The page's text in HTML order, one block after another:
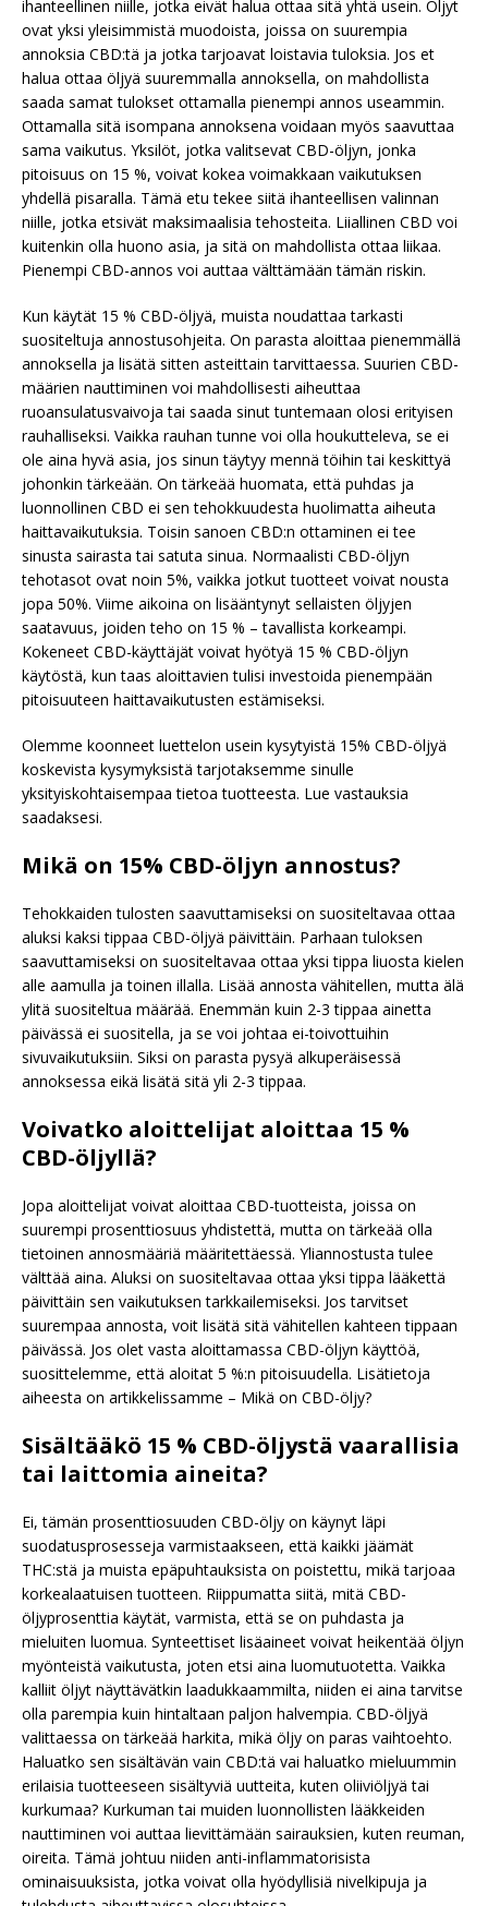
ihanteellinen niille, jotka eivät halua ottaa sitä yhtä usein. Öljyt
ovat yksi yleisimmistä muodoista, joissa on suurempia
annoksia CBD:tä ja jotka tarjoavat loistavia tuloksia. Jos et
halua ottaa öljyä suuremmalla annoksella, on mahdollista
saada samat tulokset ottamalla pienempi annos useammin.
Ottamalla sitä isompana annoksena voidaan myös saavuttaa
sama vaikutus. Yksilöt, jotka valitsevat CBD-öljyn, jonka
pitoisuus on 15 %, voivat kokea voimakkaan vaikutuksen
yhdellä pisaralla. Tämä etu tekee siitä ihanteellisen valinnan
niille, jotka etsivät maksimaalisia tehosteita. Liiallinen CBD voi
kuitenkin olla huono asia, ja sitä on mahdollista ottaa liikaa.
Pienempi CBD-annos voi auttaa välttämään tämän riskin.
Kun käytät 15 % CBD-öljyä, muista noudattaa tarkasti
suositeltuja annostusohjeita. On parasta aloittaa pienemmällä
annoksella ja lisätä sitten asteittain tarvittaessa. Suurien CBD-
määrien nauttiminen voi mahdollisesti aiheuttaa
ruoansulatusvaivoja tai saada sinut tuntemaan olosi erityisen
rauhalliseksi. Vaikka rauhan tunne voi olla houkutteleva, se ei
ole aina hyvä asia, jos sinun täytyy mennä töihin tai keskittyä
johonkin tärkeään. On tärkeää huomata, että puhdas ja
luonnollinen CBD ei sen tehokkuudesta huolimatta aiheuta
haittavaikutuksia. Toisin sanoen CBD:n ottaminen ei tee
sinusta sairasta tai satuta sinua. Normaalisti CBD-öljyn
tehotasot ovat noin 5%, vaikka jotkut tuotteet voivat nousta
jopa 50%. Viime aikoina on lisääntynyt sellaisten öljyjen
saatavuus, joiden teho on 15 % – tavallista korkeampi.
Kokeneet CBD-käyttäjät voivat hyötyä 15 % CBD-öljyn
käytöstä, kun taas aloittavien tulisi investoida pienempään
pitoisuuteen haittavaikutusten estämiseksi.
Olemme koonneet luettelon usein kysytyistä 15% CBD-öljyä
koskevista kysymyksistä tarjotaksemme sinulle
yksityiskohtaisempaa tietoa tuotteesta. Lue vastauksia
saadaksesi.
Mikä on 15% CBD-öljyn annostus?
Tehokkaiden tulosten saavuttamiseksi on suositeltavaa ottaa
aluksi kaksi tippaa CBD-öljyä päivittäin. Parhaan tuloksen
saavuttamiseksi on suositeltavaa ottaa yksi tippa liuosta kielen
alle aamulla ja toinen illalla. Lisää annosta vähitellen, mutta älä
ylitä suositeltua määrää. Enemmän kuin 2-3 tippaa ainetta
päivässä ei suositella, ja se voi johtaa ei-toivottuihin
sivuvaikutuksiin. Siksi on parasta pysyä alkuperäisessä
annoksessa eikä lisätä sitä yli 2-3 tippaa.
Voivatko aloittelijat aloittaa 15 %
CBD-öljyllä?
Jopa aloittelijat voivat aloittaa CBD-tuotteista, joissa on
suurempi prosenttiosuus yhdistettä, mutta on tärkeää olla
tietoinen annosmääriä määritettäessä. Yliannostusta tulee
välttää aina. Aluksi on suositeltavaa ottaa yksi tippa lääkettä
päivittäin sen vaikutuksen tarkkailemiseksi. Jos tarvitset
suurempaa annosta, voit lisätä sitä vähitellen kahteen tippaan
päivässä. Jos olet vasta aloittamassa CBD-öljyn käyttöä,
suosittelemme, että aloitat 5 %:n pitoisuudella. Lisätietoja
aiheesta on artikkelissamme – Mikä on CBD-öljy?
Sisältääkö 15 % CBD-öljystä vaarallisia
tai laittomia aineita?
Ei, tämän prosenttiosuuden CBD-öljy on käynyt läpi
suodatusprosesseja varmistaakseen, että kaikki jäämät
THC:stä ja muista epäpuhtauksista on poistettu, mikä tarjoaa
korkealaatuisen tuotteen. Riippumatta siitä, mitä CBD-
öljyprosenttia käytät, varmista, että se on puhdasta ja
mieluiten luomua. Synteettiset lisäaineet voivat heikentää öljyn
myönteistä vaikutusta, joten etsi aina luomutuotetta. Vaikka
kalliit öljyt näyttävätkin laadukkaammilta, niiden ei aina tarvitse
olla parempia kuin hintaltaan paljon halvempia. CBD-öljyä
valittaessa on tärkeää harkita, mikä öljy on paras vaihtoehto.
Haluatko sen sisältävän vain CBD:tä vai haluatko mieluummin
erilaisia tuotteeseen sisältyviä uutteita, kuten oliiviöljyä tai
kurkumaa? Kurkuman tai muiden luonnollisten lääkkeiden
nauttiminen voi auttaa lievittämään sairauksien, kuten reuman,
oireita. Tämä johtuu niiden anti-inflammatorisista
ominaisuuksista, jotka voivat olla hyödyllisiä nivelkipuja ja